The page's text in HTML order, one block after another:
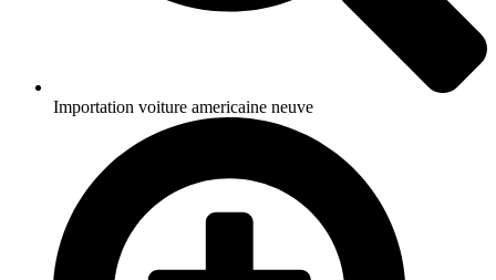
Importation voiture americaine neuve